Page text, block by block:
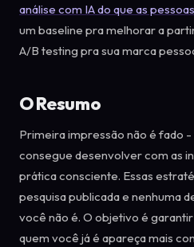
análise com IA do que as
um baseline pra melhorar a
A/B testing pra sua marca
O Resumo
Primeira impressão não é fado
consegue desenvolver com as
prática consciente. Essas
pesquisa publicada e nenhuma
você não é. O objetivo é
quem você já é apareça mais